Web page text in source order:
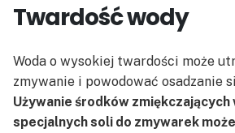
Twardość wody
Woda o wysokiej twardości może
zmywanie i powodować osadzanie
Używanie środków zmiękczających
specjalnych soli do zmywarek